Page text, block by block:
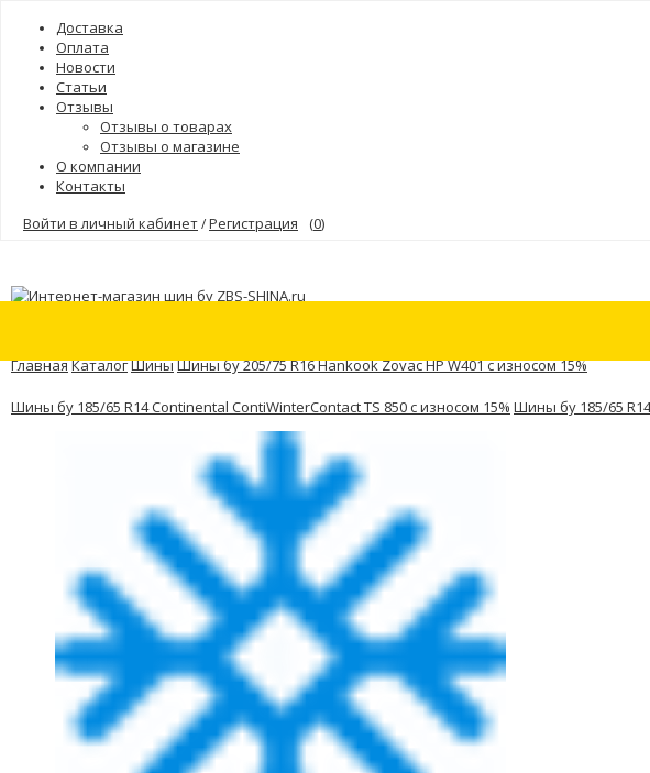
Доставка
Оплата
Новости
Статьи
Отзывы
Отзывы о товарах
Отзывы о магазине
О компании
Контакты
Войти в личный кабинет/Регистрация (0)
ГлавнаяКаталогШиныШины бу 205/75 R16 Hankook Zovac HP W401 с износом 15%
Шины бу 185/65 R14 Continental ContiWinterContact TS 850 с износом 15% Шины бу 185/65